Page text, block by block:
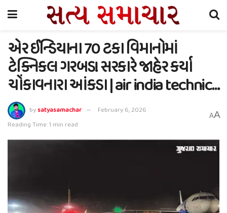
એર ઈન્ડિયાના 70 ટકા વિમાનોમાં
ટેક્નિકલ ગરબડ! સરકારે જાહેર કર્યા
ચોંકાવનારા આંકડા | air india technic…
bysatyasamachar
February 6, 2026
Reading Time: 1 min read
AA